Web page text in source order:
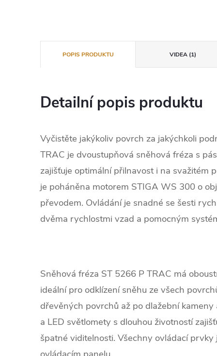
POPIS PRODUKTU VIDEA (1)
Detailní popis produktu
Vyčistěte jakýkoliv povrch za jakýchkoli
TRAC je dvoustupňová sněhová fréza s
zajišťuje optimální přilnavost i na svažitém
je poháněna motorem STIGA WS 300 o
převodem. Ovládání je snadné se šesti
dvěma rychlostmi vzad a pomocným
Sněhová fréza ST 5266 P TRAC má
ideální pro odklízení sněhu ze všech
dřevěných povrchů až po dlažební
a LED světlomety s dlouhou životností
špatné viditelnosti. Všechny ovládací